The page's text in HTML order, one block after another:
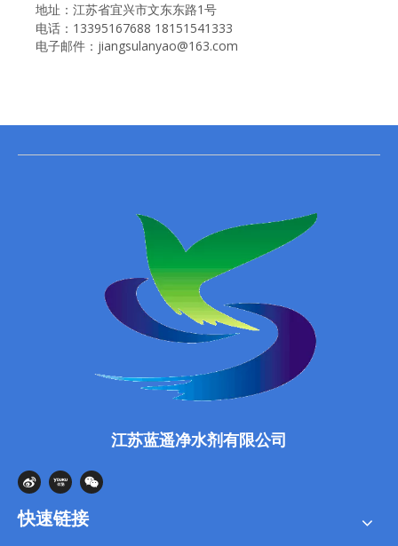
地址：江苏省宜兴市文东东路1号
电话：13395167688 18151541333
电子邮件：jiangsulanyao@163.com
江苏蓝遥净水剂有限公司
快速链接